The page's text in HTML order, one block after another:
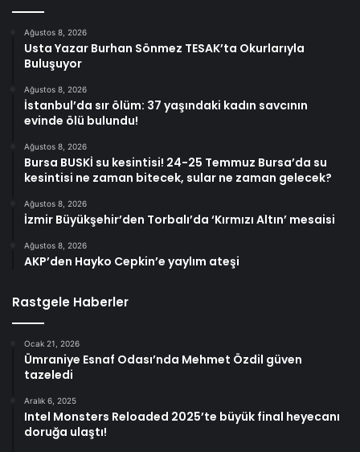
Ağustos 8, 2026
Usta Yazar Burhan Sönmez TESAK’ta Okurlarıyla
Buluşuyor
Ağustos 8, 2026
İstanbul’da sır ölüm: 37 yaşındaki kadın savcının
evinde ölü bulundu!
Ağustos 8, 2026
Bursa BUSKİ su kesintisi! 24-25 Temmuz Bursa’da su
kesintisi ne zaman bitecek, sular ne zaman gelecek?
Ağustos 8, 2026
İzmir Büyükşehir’den Torbalı’da ‘Kırmızı Altın’ mesaisi
Ağustos 8, 2026
AKP’den Hayko Cepkin’e yaylım ateşi
Rastgele Haberler
Ocak 21, 2026
Ümraniye Esnaf Odası’nda Mehmet Özdil güven
tazeledi
Aralık 6, 2025
Intel Monsters Reloaded 2025’te büyük final heyecanı
doruğa ulaştı!